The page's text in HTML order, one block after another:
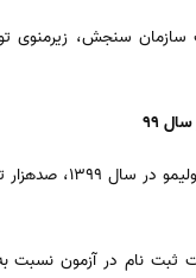
سازمان سنجش، زیرمنوی
99
هزینه شرکت در آزمون
ثبت نام در آزمون نسبت